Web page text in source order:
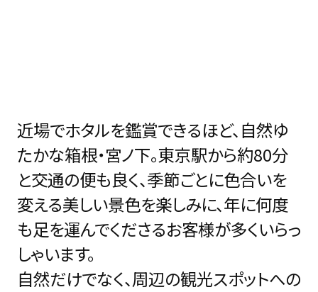
近場でホタルを鑑賞できるほど、自然ゆ
たかな箱根・宮ノ下。東京駅から約80分
と交通の便も良く、季節ごとに色合いを
変える美しい景色を楽しみに、年に何度
も足を運んでくださるお客様が多くいらっ
しゃいます。
自然だけでなく、周辺の観光スポットへの